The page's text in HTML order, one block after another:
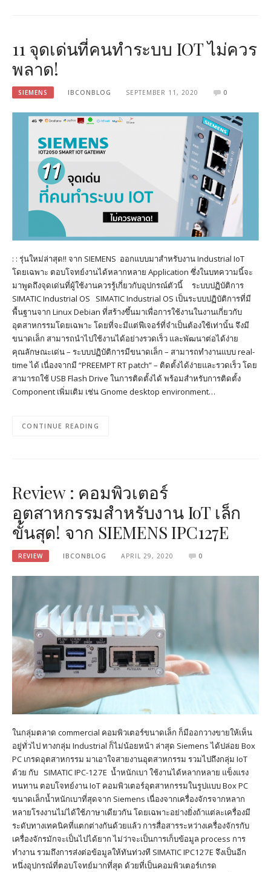
11 จุดเด่นที่คนทำระบบ IOT ไม่ควร
พลาด!
SIEMENS IBCONBLOG SEPTEMBER 11, 2020 0
: : รุ่นใหม่ล่าสุด!! จาก SIEMENS ออกแบบมาสำหรับงาน Industrial IoT
โดยเฉพาะ ตอบโจทย์งานได้หลากหลาย Application ซึ่งในบทความนี้จะ
มาพูดถึงจุดเด่นที่ผู้ใช้งานควรรู้เกี่ยวกับอุปกรณ์ตัวนี้ ระบบปฏิบัติการ
SIMATIC Industrial OS SIMATIC Industrial OS เป็นระบบปฏิบัติการที่มี
พื้นฐานจาก Linux Debian ที่สร้างขึ้นมาเพื่อการใช้งานในงานเกี่ยวกับ
อุตสาหกรรมโดยเฉพาะ โดยที่จะมีแต่ฟีเจอร์ที่จำเป็นต้องใช้เท่านั้น จึงมี
ขนาดเล็ก สามารถนำไปใช้งานได้อย่างรวดเร็ว และพัฒนาต่อได้ง่าย
คุณลักษณะเด่น – ระบบปฏิบัติการมีขนาดเล็ก – สามารถทำงานแบบ real-
time ได้ เนื่องจากมี “PREEMPT RT patch” – ติดตั้งได้ง่ายและรวดเร็ว โดย
สามารถใช้ USB Flash Drive ในการติดตั้งได้ พร้อมสำหรับการติดตั้ง
Component เพิ่มเติม เช่น Gnome desktop environment…
CONTINUE READING
Review : คอมพิวเตอร์
อุตสาหกรรมสำหรับงาน IoT เล็ก
ขั้นสุด! จาก SIEMENS IPC127E
REVIEW IBCONBLOG APRIL 29, 2020 0
ในกลุ่มตลาด commercial คอมพิวเตอร์ขนาดเล็ก ก็มีออกวางขายให้เห็น
อยู่ทั่วไป ทางกลุ่ม Industrial ก็ไม่น้อยหน้า ล่าสุด Siemens ได้ปล่อย Box
PC เกรดอุตสาหกรรม มาเอาใจสายงานอุตสาหกรรม รวมไปถึงกลุ่ม IoT
ด้วย กับ SIMATIC IPC-127E น้ำหนักเบา ใช้งานได้หลากหลาย แข็งแรง
ทนทาน ตอบโจทย์งาน IoT คอมพิวเตอร์อุตสาหกรรมในรูปแบบ Box PC
ขนาดเล็กน้ำหนักเบาที่สุดจาก Siemens เนื่องจากเครื่องจักรจากหลาก
หลายโรงงานไม่ได้ใช้ภาษาเดียวกัน โดยเฉพาะอย่างยิ่งถ้าแต่ละเครื่องมี
ระดับทางเทคนิคที่แตกต่างกันด้วยแล้ว การสื่อสารระหว่างเครื่องจักรกับ
เครื่องจักรมักจะเป็นไปได้ยาก ไม่ว่าจะเป็นการเก็บข้อมูล process การ
ทำงาน รวมถึงการส่งต่อข้อมูลให้ทันท่วงที SIMATIC IPC127E จึงเป็นอีก
หนึ่งอุปกรณ์ที่ตอบโจทย์มากที่สุด ด้วยที่เป็นคอมพิวเตอร์เกรด